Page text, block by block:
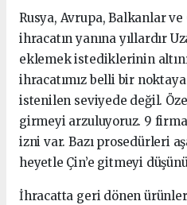
Rusya, Avrupa, Balkanlar
ihracatın yanına yıllardır
eklemek istediklerinin
ihracatımız belli bir
istenilen seviyede değil.
girmeyi arzuluyoruz. 9
izni var. Bazı prosedürleri
heyetle Çin’e gitmeyi
İhracatta geri dönen